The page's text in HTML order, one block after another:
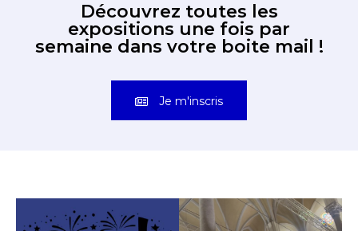
Découvrez toutes les
expositions une fois par
semaine dans votre boite mail !
Je m'inscris